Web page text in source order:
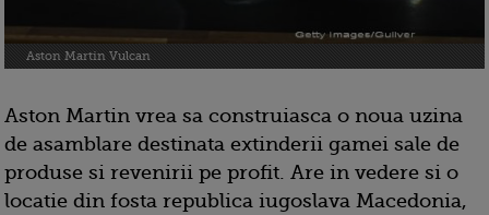
Aston Martin Vulcan
Aston Martin vrea sa construiasca o noua uzina
de asamblare destinata extinderii gamei sale de
produse si revenirii pe profit. Are in vedere si o
locatie din fosta republica iugoslava Macedonia,